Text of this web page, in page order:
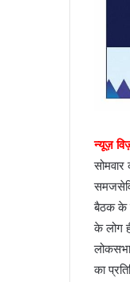
न्यूज़
बैठक के
के लोग
का